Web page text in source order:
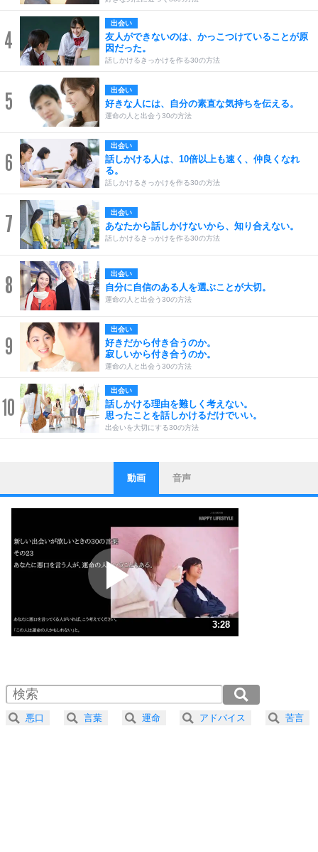
4
出会い
友人ができないのは、かっこつけていることが原
因だった。
話しかけるきっかけを作る30の方法
5 出会い
好きな人には、自分の素直な気持ちを伝える。
運命の人と出会う30の方法
6
出会い
話しかける人は、10倍以上も速く、仲良くなれ
る。
話しかけるきっかけを作る30の方法
7 出会い
あなたから話しかけないから、知り合えない。
話しかけるきっかけを作る30の方法
8 出会い
自分に自信のある人を選ぶことが大切。
運命の人と出会う30の方法
9
出会い
好きだから付き合うのか。
寂しいから付き合うのか。
運命の人と出会う30の方法
10
出会い
話しかける理由を難しく考えない。
思ったことを話しかけるだけでいい。
出会いを大切にする30の方法
1
ストレス対策
他人と比べない。
いっそのこと、他人を見ない。
いらいらしない人になる30の方法
プラス思考
ポジティブになれない原因は、行動しないから。
ポジティブ思考になる30の方法
ストレス対策
人生、なんとかなるもの。
気楽に生きる30の方法
4 器の大きい人は、怒りを優しさで表現する。
プラス思考
動画 音声
3:28
2.0倍速 （407KB 1分44秒）
2.5倍速 （326KB 1分23秒）
3.0倍速 （272KB 1分9秒）
悪口 言葉 運命 アドバイス 苦言